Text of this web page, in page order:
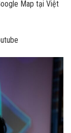
Map tại Việt